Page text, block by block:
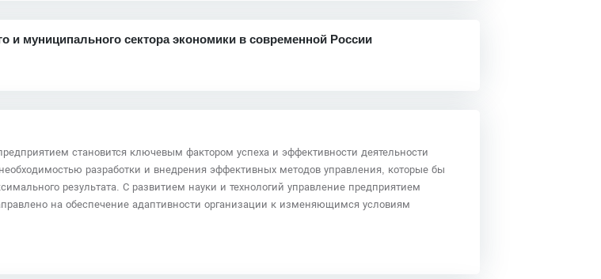
и муниципального сектора экономики в современной России
становится ключевым фактором успеха и эффективности деятельности
разработки и внедрения эффективных методов управления, которые бы
результата. С развитием науки и технологий управление предприятием
на обеспечение адаптивности организации к изменяющимся условиям